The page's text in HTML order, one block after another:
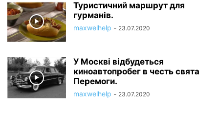
Туристичний маршрут для
гурманів.
maxwelhelp - 23.07.2020
У Москві відбудеться
киноавтопробег в честь свята
Перемоги.
maxwelhelp - 23.07.2020